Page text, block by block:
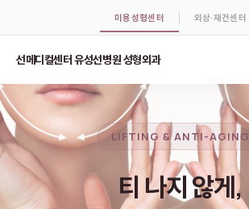
미용성형센터 외상·재건센터
선메디컬센터 유성선병원 성형외과
LIFTING & ANTI-AGING
티 나지 않게,